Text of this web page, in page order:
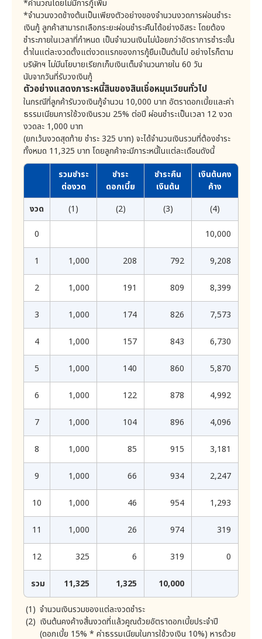
อย่างไรก็ตามกรณีที่บริษัทได้รับความยินยอมให้หักบัญชีเงิน
ฝากธนาคารแล้ว ลูกค้ายินยอมให้บริษัทสามารถหักเงินจาก
บัญชีดังกล่าวได้เต็มจำนวนของยอดหนี้ที่ค้างชำระ
บรรดาคำบอกกล่าวที่บริษัทต้องจัดทำขึ้นเป็นหนังสือตาม
กฎหมายหรือข้อกำหนดนี้ บริษัทจะดำเนินการจัดส่งคำบอก
กล่าวนั้นทางไปรษณีย์ลงทะเบียนตอบรับไปยังที่อยู่ลูกค้าที่ได้
ระบุไว้ในตอนลงทะเบียน หรือที่อยู่ที่ได้มีการแจ้งครั้งหลังสุด
โดยให้ถือว่าเป็นการจัดส่งให้ลูกค้าโดยชอบด้วยกฎหมายและ
ให้ถือว่าลูกค้าได้รับทราบแล้ว ลูกค้าจะต้องแจ้งบริษัทถึงการ
เปลี่ยนแปลงที่อยู่ รายละเอียดการติดต่อ สถานที่ทำงาน
หรือข้อมูลอื่นใดที่เกี่ยวข้องกับลูกค้า โดยจะแจ้งให้บริษัท
ทราบถึงการเปลี่ยนแปลงทุกครั้งภายใน 7 วัน นับจากวันที่ได้
มีการเปลี่ยนแปลงตามวิธีการที่บริษัทกำหนด ถ้าเอกสารที่
บริษัทส่งให้แก่ลูกค้านั้นไม่ถึงลูกค้า หรือ ถึงลูกค้าล่าช้า
เนื่องจากลูกค้าไม่แจ้งการเปลี่ยนแปลงดังกล่าวให้ถือว่าการ
จัดส่งดังกล่าวได้ไปถึงลูกค้าแล้วโดยชอบ ณ เวลาที่หนังสือ
บอกกล่าวนั้นควรไปถึง ถ้าหากบริษัทได้ส่งไปยังที่อยู่ ตามที่
ลูกค้าแจ้งไว้ให้แก่บริษัท ทั้งนี้ไม่จำเป็นต้องคำนึงว่าจะถึงตัว
ลูกค้า หรือมีผู้ใดรับไว้หรือไม่ก็ตาม ในกรณีที่ข้อมูลส่วนบุคคล
ถูกเปิดเผยแก่บุคคลที่สาม ด้วยเหตุผลนอกเหนือจากความ
รับผิดชอบของบริษัท เช่น ลูกค้าไม่แจ้งเปลี่ยนแปลงข้อมูล
ความผิดพลาดในการส่งเอกสารของไปรษณีย์ เป็นต้น บริษัท
จะไม่รับผิดชอบใดๆ ทั้งสิ้น ลูกค้าอาจเรียกร้องให้บริษัท
การเปลี่ยนแปลงไป
ไม่ว่าในระหว่างที่สัญญาฉบับนี้มีผลหรือไม่ และตลอดเวลาที่
ลูกค้าเป็นลูกค้าของบริษัท ลูกค้ายินยอมให้บริษัทซึ่งเป็น
สมาชิกของบริษัทข้อมูลเครดิต ใช้ เปิดเผย จัดส่ง และรับ
ข้อมูลต่างๆ ของลูกค้าซึ่งเปิดเผยหรือให้แก่บริษัท หรือแก่
สมาชิกและผู้ใช้บริการ และนิติบุคคลใดที่ประกอบธุรกิจเกี่ยว
บริษัทข้อมูลเครดิตได้รับจากสมาชิกและผู้ใช้บริการรายอื่น
เชื่อ การทบทวนสินเชื่อ การต่ออายุสัญญาสินเชื่อ การ
บริหารและป้องกันความเสี่ยงตามคำสั่งของธนาคารแห่ง
ประเทศไทยตามกฎหมายว่าด้วยการประกอบธุรกิจข้อมูล
เครดิต หรือเพื่อวัตถุประสงค์ในทางกฎหมายและบริษัท
ข้อมูลเครดิตจะส่งต่อให้กับผู้ใช้บริการ ความยินยอมข้างต้น
หมายความรวมถึง ลูกค้ายินยอมให้บริษัทนำข้อมูลของลูกค้า
ที่ได้รับจากบริษัทข้อมูลเครดิตเฉพาะส่วนที่ไม่สามารถระบุตัว
ปัจจัยหนึ่งในการจัดทำแบบจำลองด้านเครดิต รวมทั้งอาจม
อบหมายให้บุคคลภายนอกใดๆ ดำเนินการดังกล่าวแทนได้
อาจขอให้ลูกค้าลงนามยินยอมหรือให้ความยินยอมดังกล่าวใน
เอกสารแยกต่างหาก
นอกจากนั้นบริษัทอาจใช้ข้อมูลของลูกค้าในการเสนอบริการ/
สินค้าที่บริษัทเห็นว่าเป็นประโยชน์แก่ลูกค้า โดยเมื่อได้รับ
บริษัททำสำเนาข้อมูลส่วนบุคคลดังกล่าว รวมถึงสิทธิในการ
ขอให้บริษัทเปิดเผยการได้มาซึ่งข้อมูลส่วนบุคคลที่ลูกค้าไม่ได้
ให้ความยินยอมต่อบริษัทได้
3) สิทธิในการแก้ไขข้อมูลส่วนบุคคลให้ถูกต้อง : ลูกค้ามี
สิทธิในการขอให้บริษัทแก้ไขข้อมูลที่ไม่ถูกต้อง ทำให้ข้อมูล
เป็นปัจจุบัน เพิ่มเติมข้อมูลที่ไม่สมบูรณ์ หรือแก้ไขข้อมูลที่ก่อ
ให้เกิดความเข้าใจผิด
4) สิทธิในการลบ ทำลาย หรือทำให้ข้อมูลส่วนบุคคลเป็น
ข้อมูลที่ไม่สามารถระบุตัวบุคคลที่เป็นเจ้าของข้อมูลส่วน
บุคคลได้ : ลูกค้ามีสิทธิในการขอให้บริษัทลบ ทำลาย หรือ
ทำให้ข้อมูลส่วนบุคคลของตนเองเป็นข้อมูลที่ไม่สามารถระบุ
ตัวบุคคลที่เป็นเจ้าของข้อมูลส่วนบุคคลได้ หรือการทำให้เป็น
ข้อมูลนิรนามด้วยเหตุผลบางประการได้
5) สิทธิในการระงับการใช้ข้อมูลส่วนบุคคล : ลูกค้ามีสิทธิใน
การระงับการใช้ข้อมูลส่วนบุคคลของท่านด้วยเหตุบาง
ประการได้
6) สิทธิในการให้โอนย้ายข้อมูลส่วนบุคคล : ลูกค้ามีสิทธิใน
การโอนย้ายข้อมูลส่วนบุคคลที่ให้ไว้กับบริษัทไปยังผู้ควบคุม
รายอื่น หรือตัวลูกค้าเองด้วยเหตุบางประการได้
7) สิทธิในการคัดค้านการเก็บรวบรวม ใช้ และเปิดเผย :
ลูกค้ามีสิทธิในการคัดค้านการเก็บรวบรวม ใช้ และเปิดเผย
คุ้มครองข้อมูลส่วนบุคคล พ.ศ. 2562
ลูกค้าสามารถติดต่อมายังผู้รับเรื่องดำเนินการข้อมูลส่วนบุคคล
ของบริษัท เพื่อดำเนินการยื่นคำร้องขอดำเนินการตามสิทธิได้
และลูกค้าสามารถตรวจสอบรายละเอียดเงื่อนไข ข้อยกเว้นการ
ใช้สิทธิต่างๆ ตามกฎหมายที่เกี่ยวข้องได้ที่เว็บไซต์กระทรวง
ดิจิทัลเพื่อเศรษฐกิจและสังคม ( http://www.mdes.go.th)
ผล หรือเป็นคำร้องที่มีค่าใช้จ่ายสูงเกินควร โดยมิใช่กรณีที่
กฎหมายกำหนดให้ผู้ควบคุมข้อมูลส่วนบุคคลต้องรับผิดชอบค่า
กับลูกค้าตามความจำเป็น
บริษัทจะแจ้งผลการพิจารณาคำร้องของลูกค้าและดำเนินการ
ภายใน 90 วันนับแต่วันที่บริษัทได้รับคำร้องดังกล่าว
ในกรณีดังต่อไปนี้ บริษัทอาจจำเป็นต้องปฏิเสธคำร้องขอของ
ลูกค้า เพื่อให้เป็นไปตามกฎหมายที่เกี่ยวข้อง
2) คำร้องขอดังกล่าวไม่สมเหตุสมผล อาทิ กรณีที่ผู้ร้องขอ
ไม่มีสิทธิในการขอเข้าถึงข้อมูลส่วนบุคคล หรือไม่มีข้อมูล
3) คำร้องขอดังกล่าวเป็นคำร้องขอฟุ่มเฟือย อาทิ เป็น
คำร้องขอที่มีลักษณะเดียวกัน หรือ มีเนื้อหาเดียวกันซ้ำๆ กัน
โดยไม่มีเหตุอันสมควร
4) การปฏิบัติตามคำขอนั้นจะส่งผลกระทบที่อาจก่อให้เกิด
ความเสียหายต่อสิทธิและเสรีภาพของบุคคลอื่น อาทิ การ
เปิดเผยข้อมูลนั้นเป็นการเปิดเผยข้อมูลส่วนบุคคลของบุคคล
ที่สามด้วย หรือเป็นการเปิดเผยทรัพย์สินทางปัญญา หรือ
ความลับทางการค้าของบุคคลที่สาม
5) เหตุอื่นตามที่กฎหมายกำหนด อาทิ การปฏิบัติตาม
กฎหมาย การปฏิบัติตามคำสั่งศาล หรือ การยกขึ้นต่อสู้สิทธิ
เรียกร้องตามกฎหมาย
*คำนวณโดยไม่มีการกู้เพิ่ม
*จำนวนงวดข้างต้นเป็นเพียงตัวอย่างของจำนวนงวดการผ่อนชำระ
เงินกู้ ลูกค้าสามารถเลือกระยะผ่อนชำระคืนได้อย่างอิสระ โดยต้อง
ชำระภายในเวลาที่กำหนด เป็นจำนวนเงินไม่น้อยกว่าอัตราการชำระขั้น
ต่ำในแต่ละงวดตั้งแต่งวดแรกของการกู้ยืมเป็นต้นไป อย่างไรก็ตาม
บริษัทฯ ไม่มีนโยบายเรียกเก็บเงินเต็มจำนวนภายใน 60 วัน
นับจากวันที่รับวงเงินกู้
ตัวอย่างแสดงภาระหนี้สินของสินเชื่อหมุนเวียนทั่วไป
ในกรณีที่ลูกค้ารับวงเงินกู้จำนวน 10,000 บาท อัตราดอกเบี้ยและค่า
ธรรมเนียมการใช้วงเงินรวม 25% ต่อปี ผ่อนชำระเป็นเวลา 12 งวด
งวดละ 1,000 บาท
(ยกเว้นงวดสุดท้าย ชำระ 325 บาท) จะได้จำนวนเงินรวมที่ต้องชำระ
ทั้งหมด 11,325 บาท โดยลูกค้าจะมีภาระหนี้ในแต่ละเดือนดังนี้
รวมชำระ
ต่องวด
ชำระ
ดอกเบี้ย
ชำระคืน
เงินต้น
เงินต้นคง
ค้าง
งวด
(1) (2) (3) (4)
0 10,000
1 1,000 208 792 9,208
2 1,000 191 809 8,399
3 1,000 174 826 7,573
4 1,000 157 843 6,730
5 1,000 140 860 5,870
6 1,000 122 878 4,992
7 1,000 104 896 4,096
8 1,000 85 915 3,181
9 1,000 66 934 2,247
10 1,000 46 954 1,293
11 1,000 26 974 319
12 325 6 319 0
รวม 11,325 1,325 10,000
จำนวนเงินรวมของแต่ละงวดชำระ
เงินต้นคงค้างสิ้นงวดที่แล้วคูณด้วยอัตราดอกเบี้ยประจำปี
(ดอกเบี้ย 15% * ค่าธรรมเนียมในการใช้วงเงิน 10%) หารด้วย